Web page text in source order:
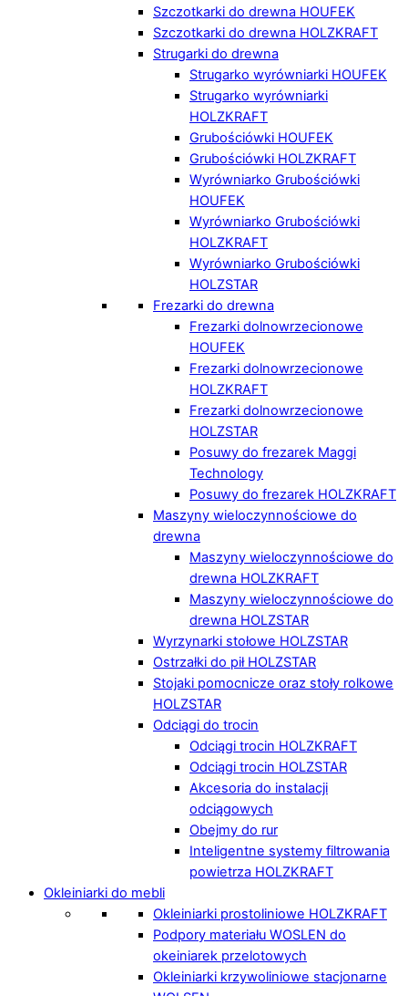
Szczotkarki do drewna HOUFEK
Szczotkarki do drewna HOLZKRAFT
Strugarki do drewna
Strugarko wyrówniarki HOUFEK
Strugarko wyrówniarki
HOLZKRAFT
Grubościówki HOUFEK
Grubościówki HOLZKRAFT
Wyrówniarko Grubościówki
HOUFEK
Wyrówniarko Grubościówki
HOLZKRAFT
Wyrówniarko Grubościówki
HOLZSTAR
Frezarki do drewna
Frezarki dolnowrzecionowe
HOUFEK
Frezarki dolnowrzecionowe
HOLZKRAFT
Frezarki dolnowrzecionowe
HOLZSTAR
Posuwy do frezarek Maggi
Technology
Posuwy do frezarek HOLZKRAFT
Maszyny wieloczynnościowe do
drewna
Maszyny wieloczynnościowe do
drewna HOLZKRAFT
Maszyny wieloczynnościowe do
drewna HOLZSTAR
Wyrzynarki stołowe HOLZSTAR
Ostrzałki do pił HOLZSTAR
Stojaki pomocnicze oraz stoły rolkowe
HOLZSTAR
Odciągi do trocin
Odciągi trocin HOLZKRAFT
Odciągi trocin HOLZSTAR
Akcesoria do instalacji
odciągowych
Obejmy do rur
Inteligentne systemy filtrowania
powietrza HOLZKRAFT
Okleiniarki do mebli
Okleiniarki prostoliniowe HOLZKRAFT
Podpory materiału WOSLEN do
okeiniarek przelotowych
Okleiniarki krzywoliniowe stacjonarne